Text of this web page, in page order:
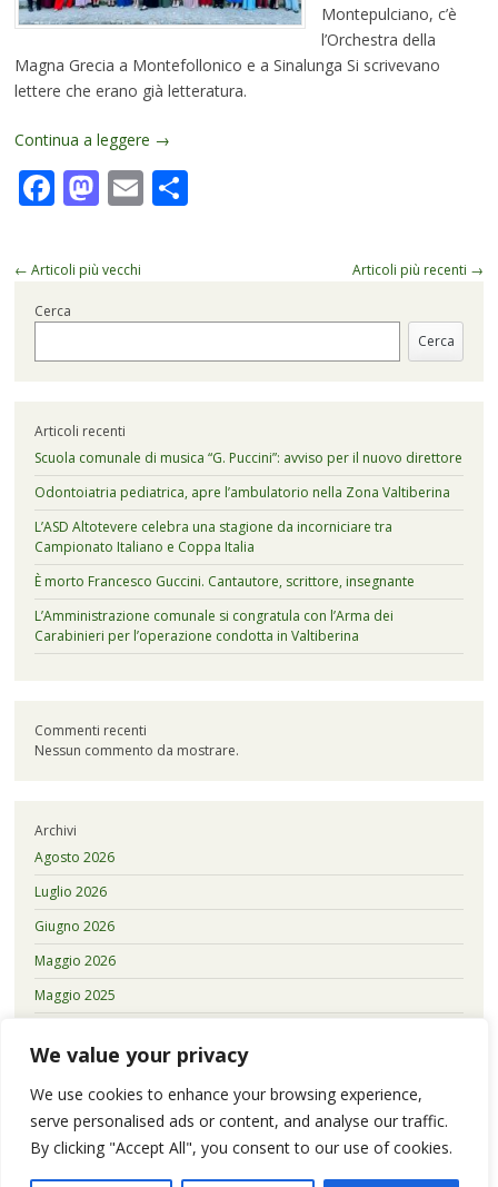
We value your privacy
We use cookies to enhance your browsing experience,
serve personalised ads or content, and analyse our traffic.
By clicking "Accept All", you consent to our use of cookies.
Montepulciano, c’è
l’Orchestra della
Magna Grecia a Montefollonico e a Sinalunga Si scrivevano
lettere che erano già letteratura.
Continua a leggere →
Facebook
Mastodon
EmailCondividi
Navigazione
← Articoli più vecchi Articoli più recenti →
Cerca
Cerca
Articoli recenti
Scuola comunale di musica “G. Puccini”: avviso per il nuovo direttore
Odontoiatria pediatrica, apre l’ambulatorio nella Zona Valtiberina
L’ASD Altotevere celebra una stagione da incorniciare tra
Campionato Italiano e Coppa Italia
È morto Francesco Guccini. Cantautore, scrittore, insegnante
L’Amministrazione comunale si congratula con l’Arma dei
Carabinieri per l’operazione condotta in Valtiberina
Commenti recenti
Nessun commento da mostrare.
Archivi
Agosto 2026
Luglio 2026
Giugno 2026
Maggio 2026
Maggio 2025
Categorie
Senza categoria